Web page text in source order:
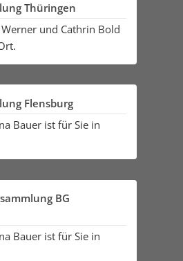
Thüringen
und Cathrin Bold
Flensburg
Bauer ist für Sie in
BG
Bauer ist für Sie in